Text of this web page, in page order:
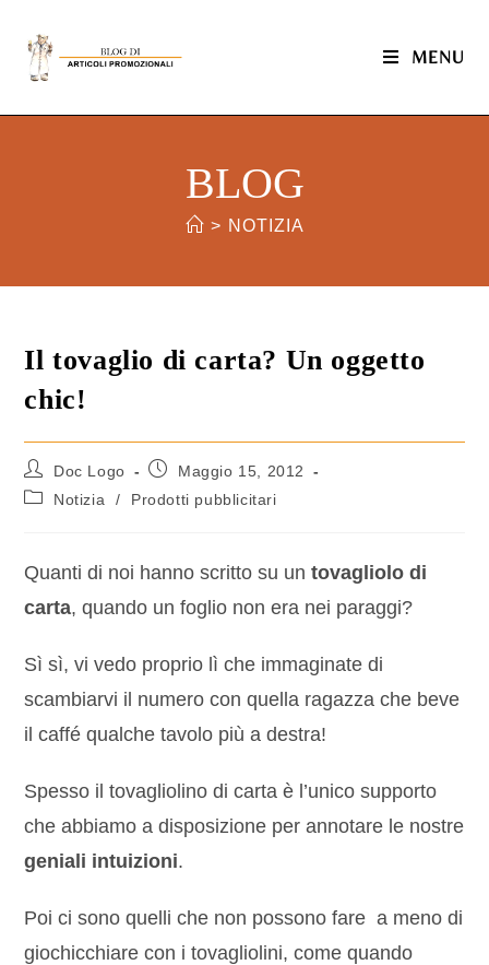
MENU
BLOG
> NOTIZIA
Il tovaglio di carta? Un oggetto
chic!
Doc Logo
Maggio 15, 2012
Notizia
/ Prodotti pubblicitari
Quanti di noi hanno scritto su untovagliolo di
carta, quando un foglio non era nei paraggi?
Sì sì, vi vedo proprio lì che immaginate di
scambiarvi il numero con quella ragazza che beve
il caffé qualche tavolo più a destra!
Spesso il tovagliolino di carta è l’unico supporto
che abbiamo a disposizione per annotare le nostre
geniali intuizioni.
Poi ci sono quelli che non possono fare a meno di
giochicchiare con i tovagliolini, come quando